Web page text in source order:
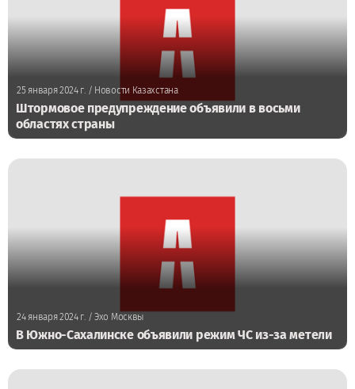
25 января 2024 г./ Новости Казахстана
Штормовое предупреждение объявили в восьми
областях страны
24 января 2024 г. / Эхо Москвы
В Южно-Сахалинске объявили режим ЧС из-за метели